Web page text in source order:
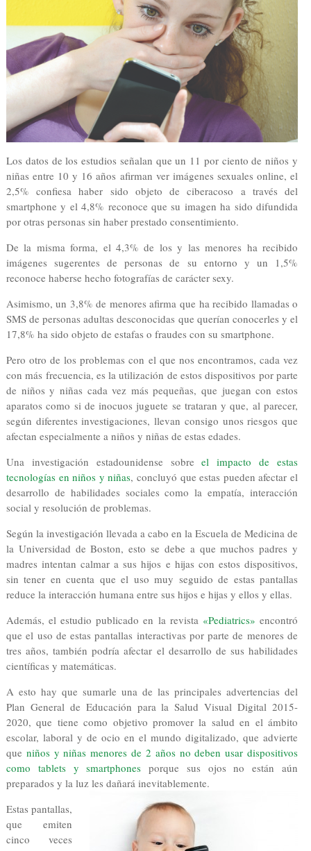
Los datos de los estudios señalan que un 11 por ciento de niños y
niñas entre 10 y 16 años afirman ver imágenes sexuales online, el
2,5% confiesa haber sido objeto de ciberacoso a través del
smartphone y el 4,8% reconoce que su imagen ha sido difundida
por otras personas sin haber prestado consentimiento.
De la misma forma, el 4,3% de los y las menores ha recibido
imágenes sugerentes de personas de su entorno y un 1,5%
reconoce haberse hecho fotografías de carácter sexy.
Asimismo, un 3,8% de menores afirma que ha recibido llamadas o
SMS de personas adultas desconocidas que querían conocerles y el
17,8% ha sido objeto de estafas o fraudes con su smartphone.
Pero otro de los problemas con el que nos encontramos, cada vez
con más frecuencia, es la utilización de estos dispositivos por parte
de niños y niñas cada vez más pequeñas, que juegan con estos
aparatos como si de inocuos juguete se trataran y que, al parecer,
según diferentes investigaciones, llevan consigo unos riesgos que
afectan especialmente a niños y niñas de estas edades.
Una investigación estadounidense sobreel impacto de estas
tecnologías en niños y niñas, concluyó que estas pueden afectar el
desarrollo de habilidades sociales como la empatía, interacción
social y resolución de problemas.
Según la investigación llevada a cabo en la Escuela de Medicina de
la Universidad de Boston, esto se debe a que muchos padres y
madres intentan calmar a sus hijos e hijas con estos dispositivos,
sin tener en cuenta que el uso muy seguido de estas pantallas
reduce la interacción humana entre sus hijos e hijas y ellos y ellas.
Además, el estudio publicado en la revista «Pediatrics» encontró
que el uso de estas pantallas interactivas por parte de menores de
tres años, también podría afectar el desarrollo de sus habilidades
científicas y matemáticas.
A esto hay que sumarle una de las principales advertencias del
Plan General de Educación para la Salud Visual Digital 2015-
2020, que tiene como objetivo promover la salud en el ámbito
escolar, laboral y de ocio en el mundo digitalizado, que advierte
que niños y niñas menores de 2 años no deben usar dispositivos
como tablets y smartphones porque sus ojos no están aún
preparados y la luz les dañará inevitablemente.
Estas pantallas,
que emiten
cinco veces